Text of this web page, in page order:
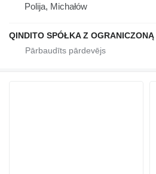
Polija, Michałów